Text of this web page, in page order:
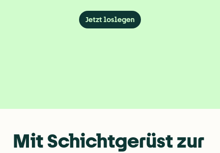
Jetzt loslegen
Mit Schichtgerüst zur